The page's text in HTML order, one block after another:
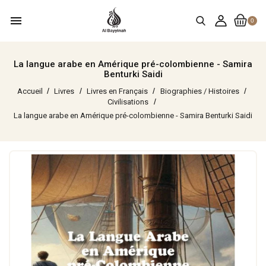
0
menu
La langue arabe en Amérique pré-colombienne - Samira
Benturki Saidi
Accueil Livres Livres en Français
Biographies / Histoires
Civilisations
La langue arabe en Amérique pré-colombienne - Samira Benturki Saidi